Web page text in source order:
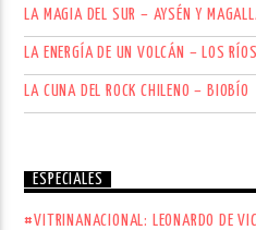
LA MAGIA DEL SUR – AYSÉN Y
LA ENERGÍA DE UN VOLCÁN – LOS
LA CUNA DEL ROCK CHILENO – BIOBÍO
ESPECIALES
#VITRINANACIONAL: LEONARDO DE